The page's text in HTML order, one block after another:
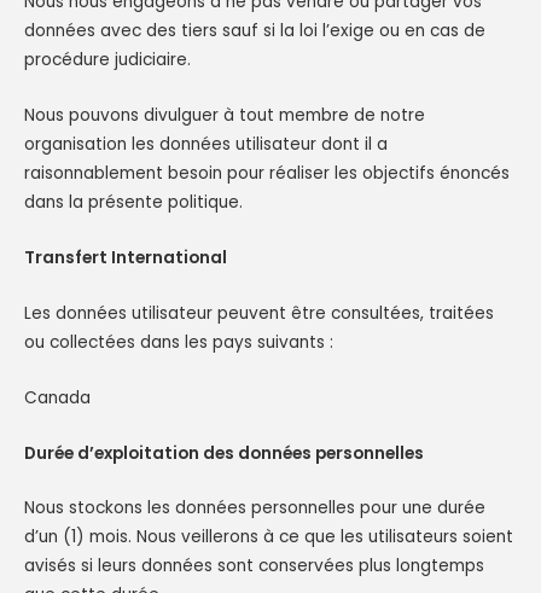
données avec des tiers sauf si la loi l’exige ou en cas de
procédure judiciaire.
Nous pouvons divulguer à tout membre de notre
organisation les données utilisateur dont il a
raisonnablement besoin pour réaliser les objectifs énoncés
dans la présente politique.
Transfert International
Les données utilisateur peuvent être consultées, traitées
ou collectées dans les pays suivants :
Canada
Durée d’exploitation des données personnelles
Nous stockons les données personnelles pour une durée
d’un (1) mois. Nous veillerons à ce que les utilisateurs soient
avisés si leurs données sont conservées plus longtemps